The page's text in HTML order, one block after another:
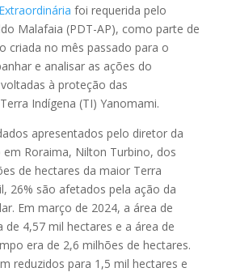
foi requerida pelo
Malafaia (PDT-AP), como parte de
criada no mês passado para o
e analisar as ações do
à proteção das
Indígena (TI) Yanomami.
apresentados pelo diretor da
em Roraima, Nilton Turbino, dos
de hectares da maior Terra
26% são afetados pela ação da
Em março de 2024, a área de
de 4,57 mil hectares e a área de
era de 2,6 milhões de hectares.
reduzidos para 1,5 mil hectares e